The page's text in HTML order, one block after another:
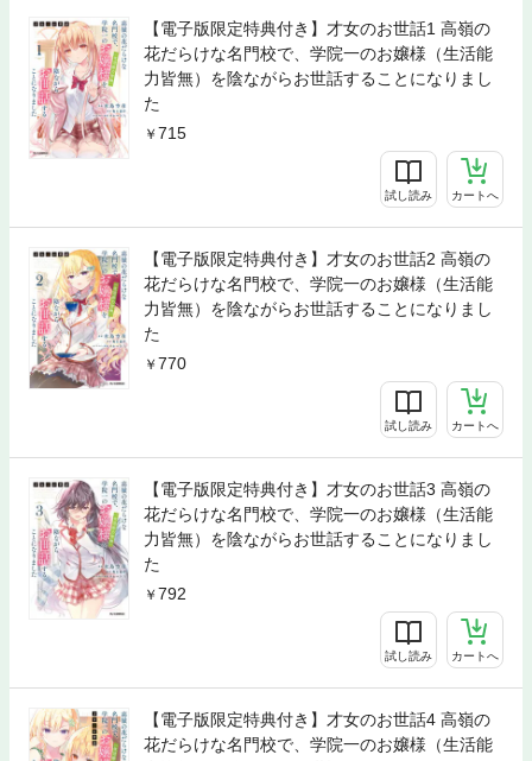
【電子版限定特典付き】才女のお世話1 高嶺の
花だらけな名門校で、学院一のお嬢様（生活能
力皆無）を陰ながらお世話することになりまし
た
715
試し読み カートへ
【電子版限定特典付き】才女のお世話2 高嶺の
花だらけな名門校で、学院一のお嬢様（生活能
力皆無）を陰ながらお世話することになりまし
た
770
試し読み カートへ
【電子版限定特典付き】才女のお世話3 高嶺の
花だらけな名門校で、学院一のお嬢様（生活能
力皆無）を陰ながらお世話することになりまし
た
792
試し読み カートへ
【電子版限定特典付き】才女のお世話4 高嶺の
花だらけな名門校で、学院一のお嬢様（生活能